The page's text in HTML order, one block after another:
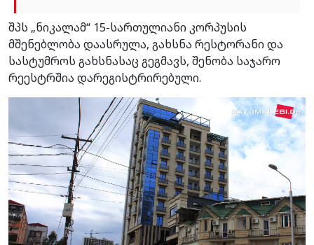
შპს „ნიკალამ“ 15-სართულიანი კორპუსის
მშენებლობა დაასრულა, გახსნა რესტორანი და
სასტუმროს გახსნასაც გეგმავს, შენობა საჯარო
რეესტრშია დარეგისტრირებული.